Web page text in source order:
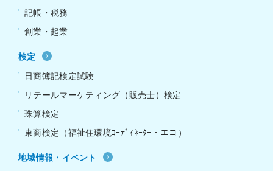
記帳・税務
創業・起業
検定
日商簿記検定試験
リテールマーケティング（販売士）検定
珠算検定
東商検定（福祉住環境ｺｰﾃﾞｨﾈｰﾀｰ・エコ）
地域情報・イベント